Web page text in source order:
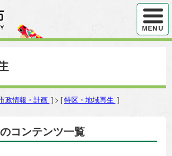
ハンバ
MENU
政情報・計画 ] > [特区・地域再生 ]
コンテンツ一覧